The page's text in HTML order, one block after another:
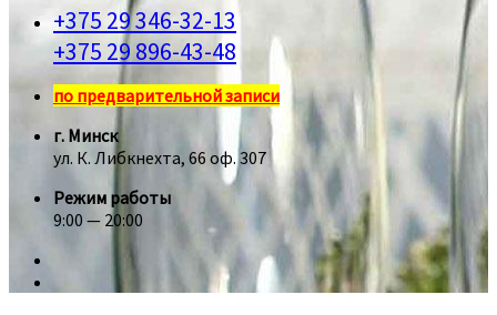
+375 29 346-32-13
+375 29 896-43-48
по предварительной записи
г. Минск
ул. К. Либкнехта, 66 оф. 307
Режим работы
9:00 — 20:00